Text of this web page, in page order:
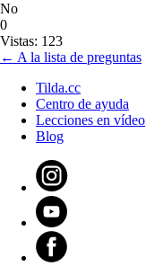
No
0
Vistas: 123
← A la lista de preguntas
Tilda.cc
Centro de ayuda
Lecciones en vídeo
Blog